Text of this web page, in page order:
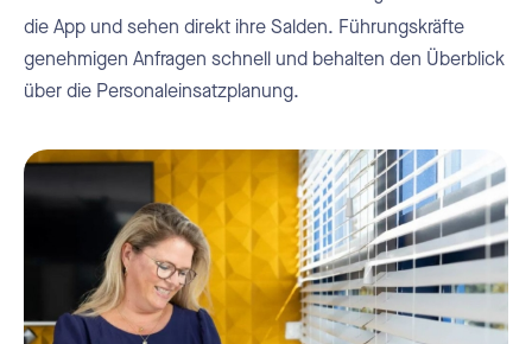
die App und sehen direkt ihre Salden. Führungskräfte
genehmigen Anfragen schnell und behalten den Überblick
über die Personaleinsatzplanung.